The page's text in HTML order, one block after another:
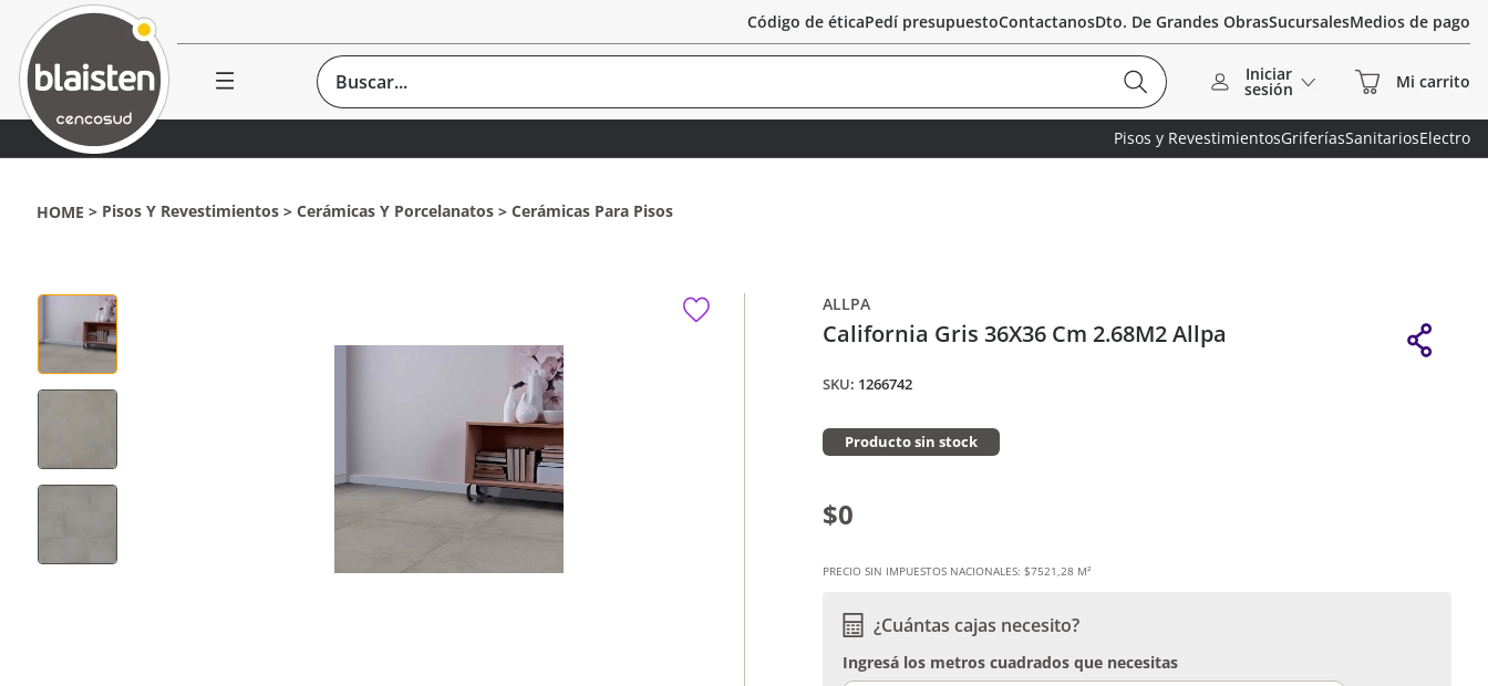
Código de éticaPedí presupuestoContactanosDto. De Grandes ObrasSucursalesMedios de pago
Buscar... Iniciar
sesión
Pisos y RevestimientosGriferíasSanitariosElectro
Pisos Y Revestimientos Cerámicas Y Porcelanatos Cerámicas Para Pisos
ALLPA
California Gris 36X36 Cm 2.68M2 Allpa
: 1266742
Producto sin stock
$0
PRECIO SIN IMPUESTOS NACIONALES: $7521,28 M²
¿Cuántas cajas necesito?
Ingresá los metros cuadrados que necesitas